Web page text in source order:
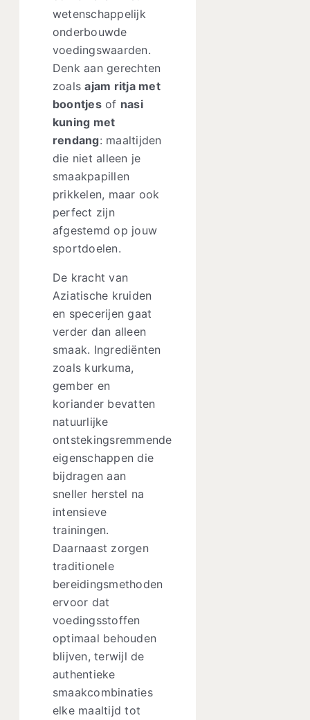
wetenschappelijk
onderbouwde
voedingswaarden.
Denk aan gerechten
zoalsajam ritja met
boontjesof nasi
kuning met
rendang: maaltijden
die niet alleen je
smaakpapillen
prikkelen, maar ook
perfect zijn
afgestemd op jouw
sportdoelen.
De kracht van
Aziatische kruiden
en specerijen gaat
verder dan alleen
smaak. Ingrediënten
zoals kurkuma,
gember en
koriander bevatten
natuurlijke
ontstekingsremmende
eigenschappen die
bijdragen aan
sneller herstel na
intensieve
trainingen.
Daarnaast zorgen
traditionele
bereidingsmethoden
ervoor dat
voedingsstoffen
optimaal behouden
blijven, terwijl de
authentieke
smaakcombinaties
elke maaltijd tot